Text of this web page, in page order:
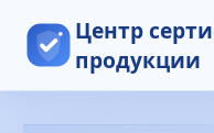
Центр
продукции